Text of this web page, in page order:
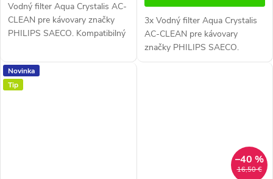
Vodný filter Aqua Crystalis AC-
CLEAN pre kávovary značky
PHILIPS SAECO. Kompatibilný
CA6903 / 10, CA6903 / 00,
CA6903 / 01, CA6903 / 22.
3x Vodný filter Aqua Crystalis
AC-CLEAN pre kávovary
značky PHILIPS SAECO.
Kompatibilný s Philips Saeco
Novinka
Tip
16,50 €
–40 %